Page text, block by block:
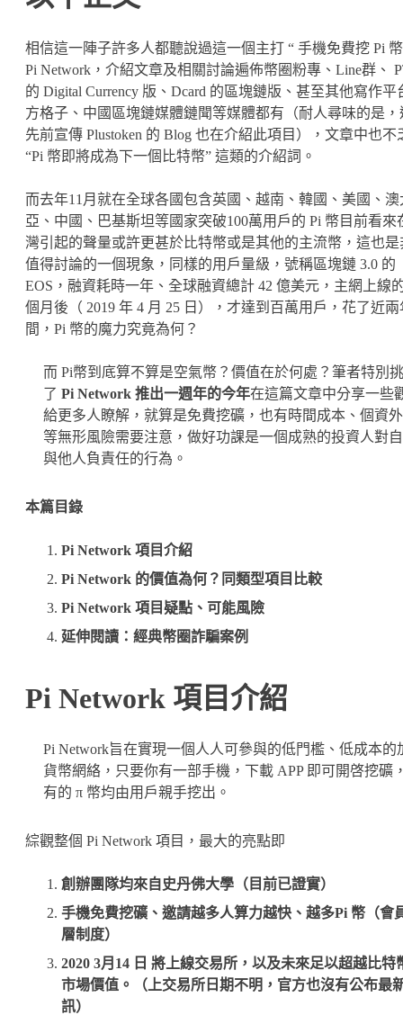
相信這一陣子許多人都聽說過這一個主打 “ 手機免費挖 Pi
Pi Network，介紹文章及相關討論遍佈幣圈粉專、Line群、
的 Digital Currency 版、Dcard 的區塊鏈版、甚至其他寫作平
方格子、中國區塊鏈媒體鏈聞等媒體都有（耐人尋味的是，
先前宣傳 Plustoken 的 Blog 也在介紹此項目），文章中也不
“Pi 幣即將成為下一個比特幣” 這類的介紹詞。
而去年11月就在全球各國包含英國、越南、韓國、美國、澳
亞、中國、巴基斯坦等國家突破100萬用戶的 Pi 幣目前看來
灣引起的聲量或許更甚於比特幣或是其他的主流幣，這也是
值得討論的一個現象，同樣的用戶量級，號稱區塊鏈 3.0 的
EOS，融資耗時一年、全球融資總計 42 億美元，主網上線
個月後（ 2019 年 4 月 25 日），才達到百萬用戶，花了近兩
間，Pi 幣的魔力究竟為何？
而 Pi幣到底算不算是空氣幣？價值在於何處？筆者特別挑
了 Pi Network 推出一週年的今年在這篇文章中分享一些
給更多人瞭解，就算是免費挖礦，也有時間成本、個資
等無形風險需要注意，做好功課是一個成熟的投資人對
與他人負責任的行為。
本篇目錄
Pi Network 項目介紹
Pi Network 的價值為何？同類型項目比較
Pi Network 項目疑點、可能風險
延伸閱讀：經典幣圈詐騙案例
Pi Network 項目介紹
Pi Network旨在實現一個人人可參與的低門檻、低成本的
貨幣網絡，只要你有一部手機，下載 APP 即可開啓挖礦
有的 π 幣均由用戶親手挖出。
綜觀整個 Pi Network 項目，最大的亮點即
創辦團隊均來自史丹佛大學（目前已證實）
手機免費挖礦、邀請越多人算力越快、越多Pi 幣（會
層制度）
2020 3月14 日 將上線交易所，以及未來足以超越比特
市場價值。（上交易所日期不明，官方也沒有公布最
訊）